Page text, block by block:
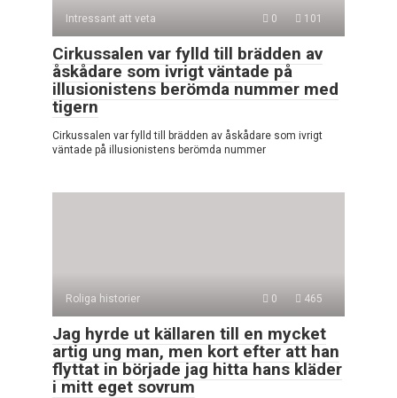
Intressant att veta 0 101
Cirkussalen var fylld till brädden av
åskådare som ivrigt väntade på
illusionistens berömda nummer med
tigern
Cirkussalen var fylld till brädden av åskådare som ivrigt
väntade på illusionistens berömda nummer
Roliga historier 0 465
Jag hyrde ut källaren till en mycket
artig ung man, men kort efter att han
flyttat in började jag hitta hans kläder
i mitt eget sovrum